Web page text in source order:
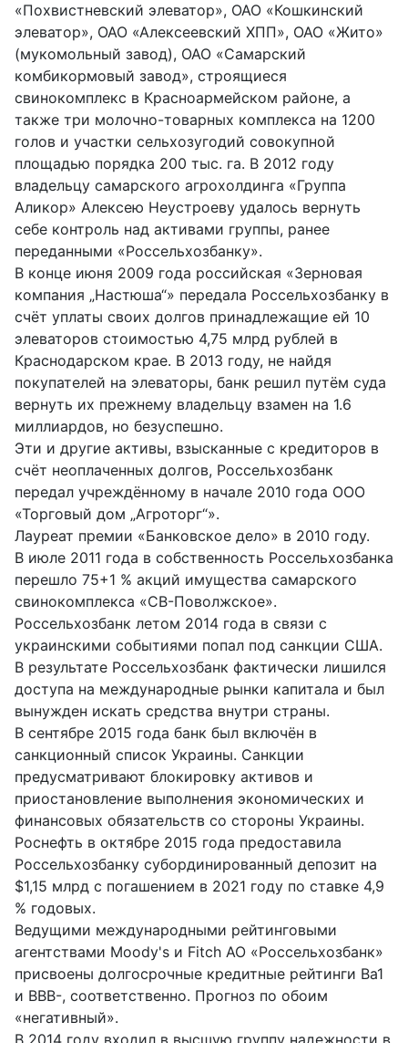
«Похвистневский элеватор», ОАО «Кошкинский
элеватор», ОАО «Алексеевский ХПП», ОАО «Жито»
(мукомольный завод), ОАО «Самарский
комбикормовый завод», строящиеся
свинокомплекс в Красноармейском районе, а
также три молочно-товарных комплекса на 1200
голов и участки сельхозугодий совокупной
площадью порядка 200 тыс. га. В 2012 году
владельцу самарского агрохолдинга «Группа
Аликор» Алексею Неустроеву удалось вернуть
себе контроль над активами группы, ранее
переданными «Россельхозбанку».
В конце июня 2009 года российская «Зерновая
компания „Настюша“» передала Россельхозбанку в
счёт уплаты своих долгов принадлежащие ей 10
элеваторов стоимостью 4,75 млрд рублей в
Краснодарском крае. В 2013 году, не найдя
покупателей на элеваторы, банк решил путём суда
вернуть их прежнему владельцу взамен на 1.6
миллиардов, но безуспешно.
Эти и другие активы, взысканные с кредиторов в
счёт неоплаченных долгов, Россельхозбанк
передал учреждённому в начале 2010 года ООО
«Торговый дом „Агроторг“».
Лауреат премии «Банковское дело» в 2010 году.
В июле 2011 года в собственность Россельхозбанка
перешло 75+1 % акций имущества самарского
свинокомплекса «СВ-Поволжское».
Россельхозбанк летом 2014 года в связи с
украинскими событиями попал под санкции США.
В результате Россельхозбанк фактически лишился
доступа на международные рынки капитала и был
вынужден искать средства внутри страны.
В сентябре 2015 года банк был включён в
санкционный список Украины. Санкции
предусматривают блокировку активов и
приостановление выполнения экономических и
финансовых обязательств со стороны Украины.
Роснефть в октябре 2015 года предоставила
Россельхозбанку субординированный депозит на
$1,15 млрд с погашением в 2021 году по ставке 4,9
% годовых.
Ведущими международными рейтинговыми
агентствами Moody's и Fitch АО «Россельхозбанк»
присвоены долгосрочные кредитные рейтинги Вa1
и ВВВ-, соответственно. Прогноз по обоим
«негативный».
В 2014 году входил в высшую группу надежности в